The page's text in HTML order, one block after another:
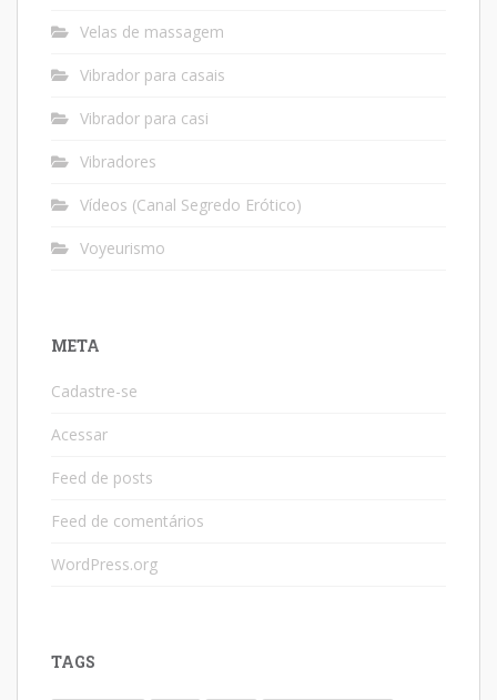
Velas de massagem
Vibrador para casais
Vibrador para casi
Vibradores
Vídeos (Canal Segredo Erótico)
Voyeurismo
META
Cadastre-se
Acessar
Feed de posts
Feed de comentários
WordPress.org
TAGS